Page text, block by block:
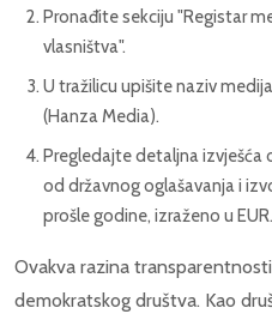
Pronađite sekciju "Registar
vlasništva".
U tražilicu upišite naziv
(Hanza Media).
Pregledajte detaljna izvješća
od državnog oglašavanja i
prošle godine, izraženo u EUR.
Ovakva razina
demokratskog društva. Kao